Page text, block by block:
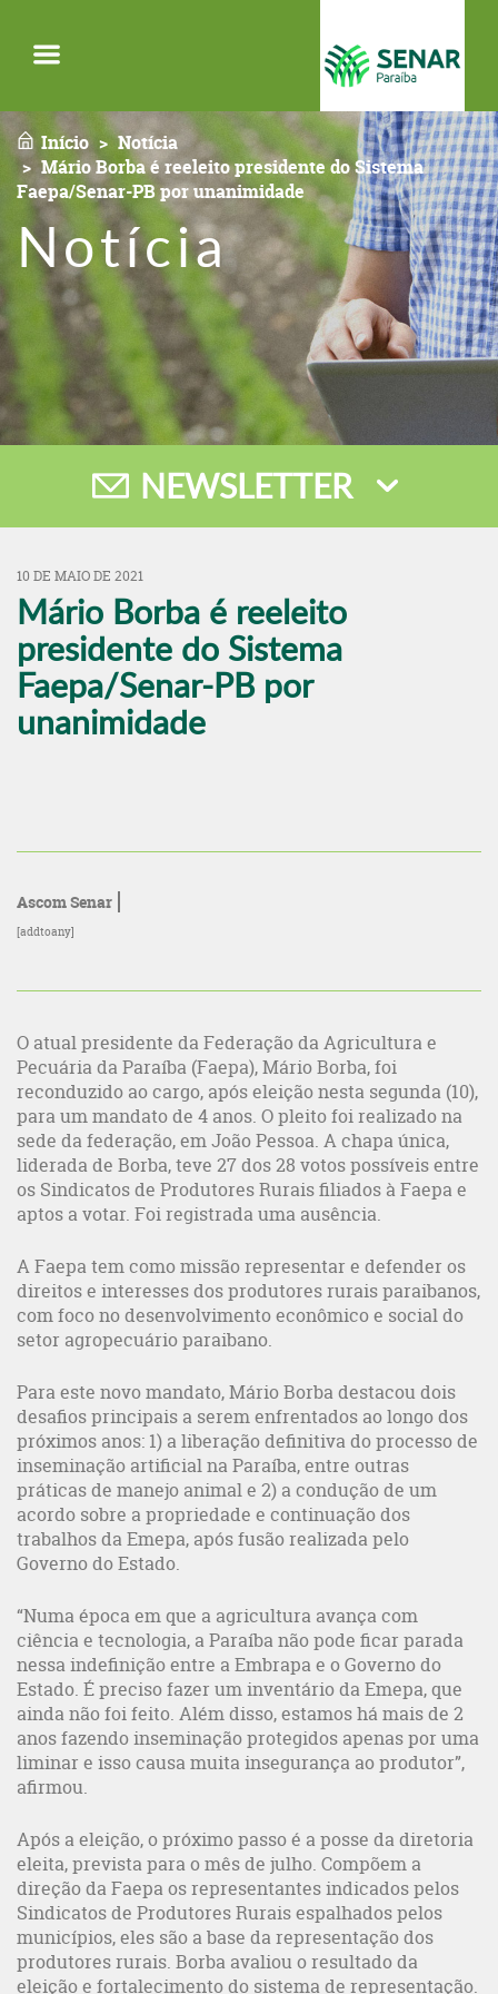
Início
Notícia
Mário Borba é reeleito presidente do Sistema
Faepa/Senar-PB por unanimidade
Notícia
NEWSLETTER
10 DE MAIO DE 2021
Mário Borba é reeleito
presidente do Sistema
Faepa/Senar-PB por
unanimidade
Ascom Senar
[addtoany]
O atual presidente da Federação da Agricultura e
Pecuária da Paraíba (Faepa), Mário Borba, foi
reconduzido ao cargo, após eleição nesta segunda (10),
para um mandato de 4 anos. O pleito foi realizado na
sede da federação, em João Pessoa. A chapa única,
liderada de Borba, teve 27 dos 28 votos possíveis entre
os Sindicatos de Produtores Rurais filiados à Faepa e
aptos a votar. Foi registrada uma ausência.
A Faepa tem como missão representar e defender os
direitos e interesses dos produtores rurais paraibanos,
com foco no desenvolvimento econômico e social do
setor agropecuário paraibano.
Para este novo mandato, Mário Borba destacou dois
desafios principais a serem enfrentados ao longo dos
próximos anos: 1) a liberação definitiva do processo de
inseminação artificial na Paraíba, entre outras
práticas de manejo animal e 2) a condução de um
acordo sobre a propriedade e continuação dos
trabalhos da Emepa, após fusão realizada pelo
Governo do Estado.
“Numa época em que a agricultura avança com
ciência e tecnologia, a Paraíba não pode ficar parada
nessa indefinição entre a Embrapa e o Governo do
Estado. É preciso fazer um inventário da Emepa, que
ainda não foi feito. Além disso, estamos há mais de 2
anos fazendo inseminação protegidos apenas por uma
liminar e isso causa muita insegurança ao produtor”,
afirmou.
Após a eleição, o próximo passo é a posse da diretoria
eleita, prevista para o mês de julho. Compõem a
direção da Faepa os representantes indicados pelos
Sindicatos de Produtores Rurais espalhados pelos
municípios, eles são a base da representação dos
produtores rurais. Borba avaliou o resultado da
eleição e fortalecimento do sistema de representação.